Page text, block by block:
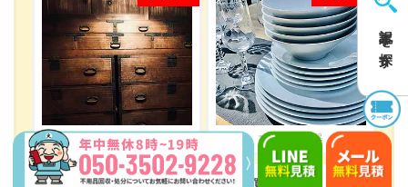
記事を探す
アンティーク家具 ブランド食器
その他、山口県で様々な不用品を買取中です。